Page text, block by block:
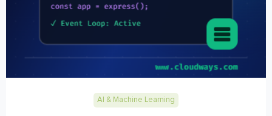
AI & Machine Learning